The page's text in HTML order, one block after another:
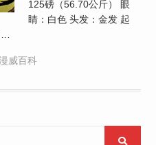
125磅（56.70公斤） 眼
睛：白色 头发：金发 起
威百科